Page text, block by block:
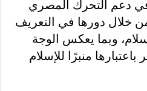
في دعم التحرك المصري
خلال دورها في التعريف
وبما يعكس الوجة
منبرًا للإسلام